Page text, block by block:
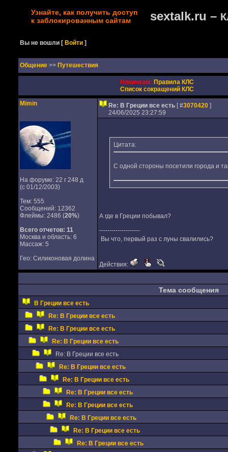
Узнайте, как получить доступ
к заблокированным сайтам
sextalk.ru –
Вы не вошли [Войти ]
Oбщение >> Путешествия
Новичкам: Правила КЛС
Список сокращений КЛС
Mimin
На форуме: 22 г 248 д
(с 01/12/2003)
Тем: 555
Сообщений: 12362
Флеймы: 2486 (20%)
Всего отчетов: 11
Москва и область: 6
Массаж: 5
Гео: Силиконовая долина
Re: В Греции все есть [ #3070420]
24/06/2025 23:27:59
Цитата:
С одной стороны посетили города и
А где в Греции побывал?
--------------------
Вы что, первый раз с луны свалились?
Действия:
Тема сообщения
В Греции все есть
Re: В Греции все есть
Re: В Греции все есть
Re: В Греции все есть
Re: В Греции все есть
Re: В Греции все есть
Re: В Греции все есть
Re: В Греции все есть
Re: В Греции все есть
Re: В Греции все есть
Re: В Греции все есть
Re: В Греции все есть